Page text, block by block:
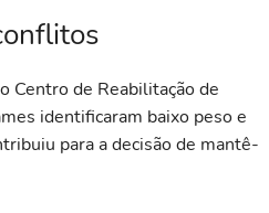
Centro de Reabilitação de
identificaram baixo peso e
para a decisão de mantê-